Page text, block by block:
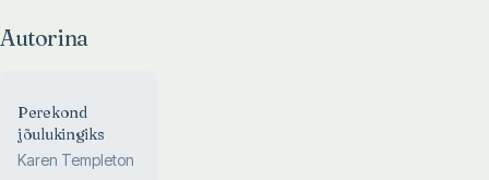
Autorina
Perekond
jõulukingiks
Karen Templeton